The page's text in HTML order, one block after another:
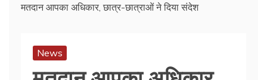
मतदान आपका अधिकार, छात्र-छात्राओं ने दिया संदेश
News